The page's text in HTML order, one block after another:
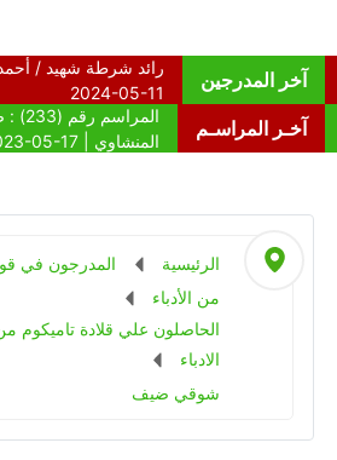
آخر المدرجين
آخـر المراسـم
الرئيسية
المدرجون في
من الأدباء
الحاصلون علي قلادة تاميكوم
الادباء
شوقي ضيف